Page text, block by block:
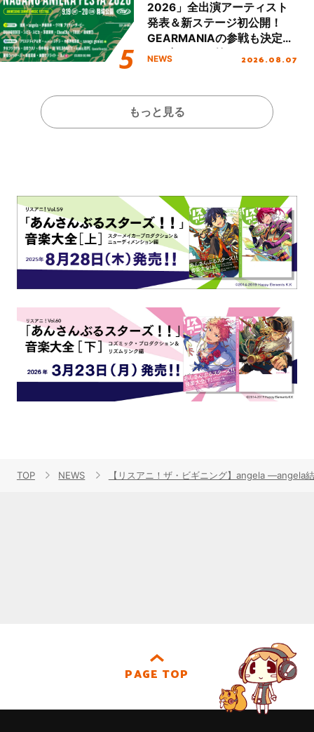
2026」全出演アーティスト
発表＆新ステージ初公開！
GEARMANIAの参戦も決定
し、初となる第3ステージの
NEWS 2026.08.07
もっと見る
TOP NEWS 【リスアニ！ザ・ビギニング】angela ―angela
PAGE TOP